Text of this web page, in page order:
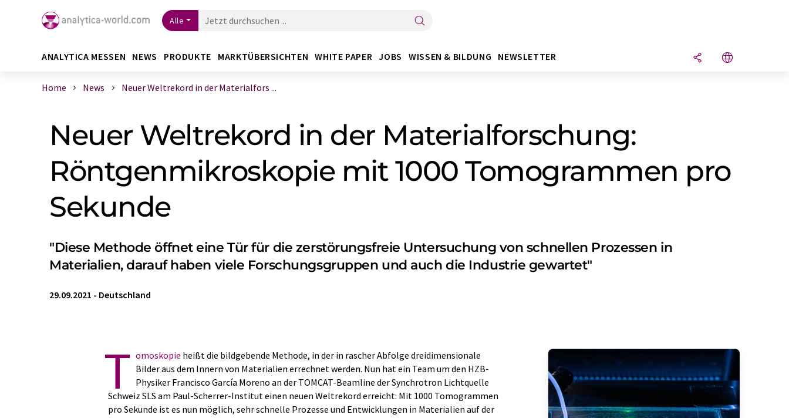
Alle
ANALYTICA MESSEN NEWS PRODUKTE MARKTÜBERSICHTEN WHITE PAPER JOBS WISSEN & BILDUNG NEWSLETTER
Home News Neuer Weltrekord in der Materialfors ...
Neuer Weltrekord in der Materialforschung:
Röntgenmikroskopie mit 1000 Tomogrammen pro
Sekunde
"Diese Methode öffnet eine Tür für die zerstörungsfreie Untersuchung von schnellen Prozessen in
Materialien, darauf haben viele Forschungsgruppen und auch die Industrie gewartet"
29.09.2021 - Deutschland
T omoskopie heißt die bildgebende Methode, in der in rascher Abfolge dreidimensionale
Bilder aus dem Innern von Materialien errechnet werden. Nun hat ein Team um den HZB-
Physiker Francisco García Moreno an der TOMCAT-Beamline der Synchrotron Lichtquelle
Schweiz SLS am Paul-Scherrer-Institut einen neuen Weltrekord erreicht: Mit 1000 Tomogrammen
pro Sekunde ist es nun möglich, sehr schnelle Prozesse und Entwicklungen in Materialien auf der